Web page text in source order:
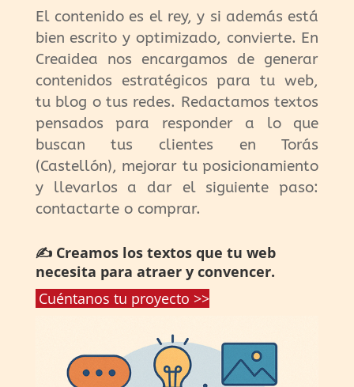
El contenido es el rey, y si además está
bien escrito y optimizado, convierte. En
Creaidea nos encargamos de generar
contenidos estratégicos para tu web,
tu blog o tus redes. Redactamos textos
pensados para responder a lo que
buscan tus clientes en Torás
(Castellón), mejorar tu posicionamiento
y llevarlos a dar el siguiente paso:
contactarte o comprar.
✍️ Creamos los textos que tu web
necesita para atraer y convencer.
Cuéntanos tu proyecto >>